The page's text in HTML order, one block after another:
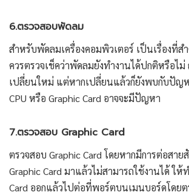
6.ตรวจสอบพัดลม
สำหรับพัดลมเครื่องคอมพิวเตอร์ เป็นเรื่องที่ส
ควรตรวจเช็คว่าพัดลมยังทำงานได้ปกติหรือไม่
เปลี่ยนใหม่ แต่หากเปลี่ยนแล้วก็ยังพบกับปัญห
CPU หรือ Graphic Card อาจจะมีปัญหา
7.ตรวจสอบ Graphic Card
ตรวจสอบ Graphic Card โดยหากมีการต่อสา
Graphic Card มาแล้วไม่สามารถใช้งานได้ ให้
Card ออกแล้วไปต่อที่พอร์ตบนเมนบอร์ดโดยต